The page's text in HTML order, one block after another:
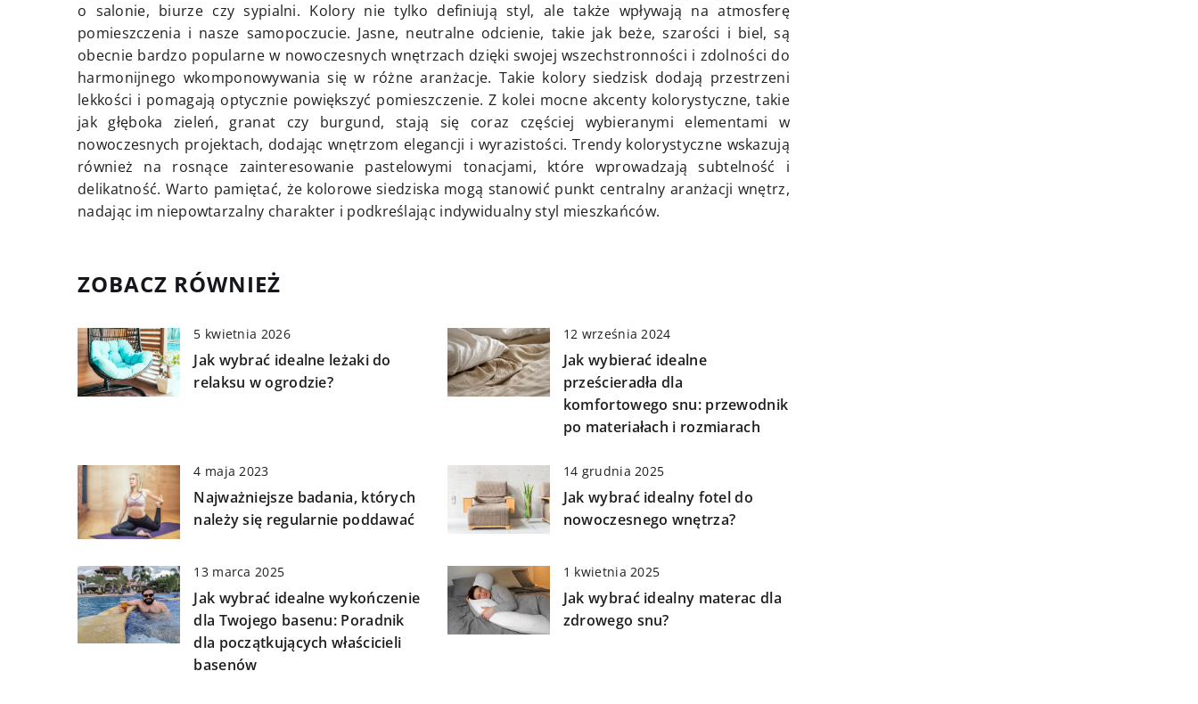
o salonie, biurze czy sypialni. Kolory nie tylko definiują styl, ale także wpływają na atmosferę
pomieszczenia i nasze samopoczucie. Jasne, neutralne odcienie, takie jak beże, szarości i biel, są
obecnie bardzo popularne w nowoczesnych wnętrzach dzięki swojej wszechstronności i zdolności do
harmonijnego wkomponowywania się w różne aranżacje. Takie kolory siedzisk dodają przestrzeni
lekkości i pomagają optycznie powiększyć pomieszczenie. Z kolei mocne akcenty kolorystyczne, takie
jak głęboka zieleń, granat czy burgund, stają się coraz częściej wybieranymi elementami w
nowoczesnych projektach, dodając wnętrzom elegancji i wyrazistości. Trendy kolorystyczne wskazują
również na rosnące zainteresowanie pastelowymi tonacjami, które wprowadzają subtelność i
delikatność. Warto pamiętać, że kolorowe siedziska mogą stanowić punkt centralny aranżacji wnętrz,
nadając im niepowtarzalny charakter i podkreślając indywidualny styl mieszkańców.
ZOBACZ RÓWNIEŻ
5 kwietnia 2026
Jak wybrać idealne leżaki do
relaksu w ogrodzie?
12 września 2024
Jak wybierać idealne
prześcieradła dla
komfortowego snu: przewodnik
po materiałach i rozmiarach
4 maja 2023
Najważniejsze badania, których
należy się regularnie poddawać
14 grudnia 2025
Jak wybrać idealny fotel do
nowoczesnego wnętrza?
13 marca 2025
Jak wybrać idealne wykończenie
dla Twojego basenu: Poradnik
dla początkujących właścicieli
basenów
1 kwietnia 2025
Jak wybrać idealny materac dla
zdrowego snu?